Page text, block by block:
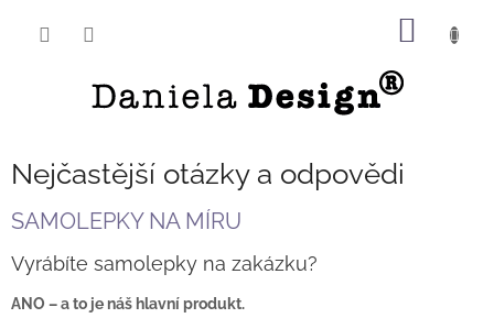
Nejčastější otázky a odpovědi
SAMOLEPKY NA MÍRU
Vyrábíte samolepky na zakázku?
ANO – a to je náš hlavní produkt.